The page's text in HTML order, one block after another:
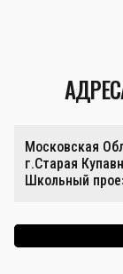
Московская
г.Старая
Школьный